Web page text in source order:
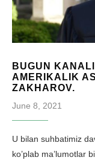
BUGUN
AMERIKALIK
ZAKHAROV.
June 8, 2021
U bilan suhbatimiz
ko’plab ma’lumotlar